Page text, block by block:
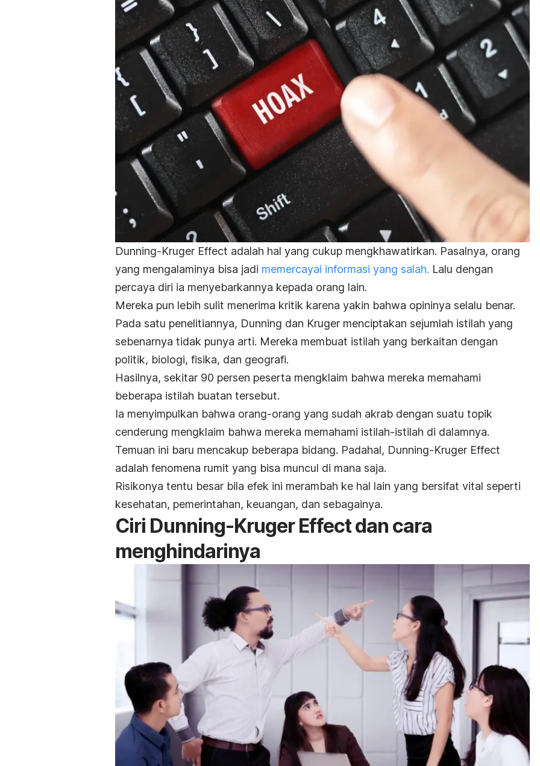
Dunning-Kruger Effect adalah hal yang cukup mengkhawatirkan. Pasalnya, orang
yang mengalaminya bisa jadi memercayai informasi yang salah. Lalu dengan
percaya diri ia menyebarkannya kepada orang lain.
Mereka pun lebih sulit menerima kritik karena yakin bahwa opininya selalu benar.
Pada satu penelitiannya, Dunning dan Kruger menciptakan sejumlah istilah yang
sebenarnya tidak punya arti. Mereka membuat istilah yang berkaitan dengan
politik, biologi, fisika, dan geografi.
Hasilnya, sekitar 90 persen peserta mengklaim bahwa mereka memahami
beberapa istilah buatan tersebut.
Ia menyimpulkan bahwa orang-orang yang sudah akrab dengan suatu topik
cenderung mengklaim bahwa mereka memahami istilah-istilah di dalamnya.
Temuan ini baru mencakup beberapa bidang. Padahal, Dunning-Kruger Effect
adalah fenomena rumit yang bisa muncul di mana saja.
Risikonya tentu besar bila efek ini merambah ke hal lain yang bersifat vital seperti
kesehatan, pemerintahan, keuangan, dan sebagainya.
Ciri Dunning-Kruger Effect dan cara
menghindarinya